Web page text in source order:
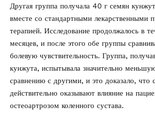
Другая группа получала 40 г семян
вместе со стандартными лекарственными
терапией. Исследование продолжалось в
месяцев, и после этого обе группы
болевую чувствительность. Группа,
кунжута, испытывала значительно
сравнению с другими, и это доказало, что
действительно оказывают влияние на
остеоартрозом коленного сустава.